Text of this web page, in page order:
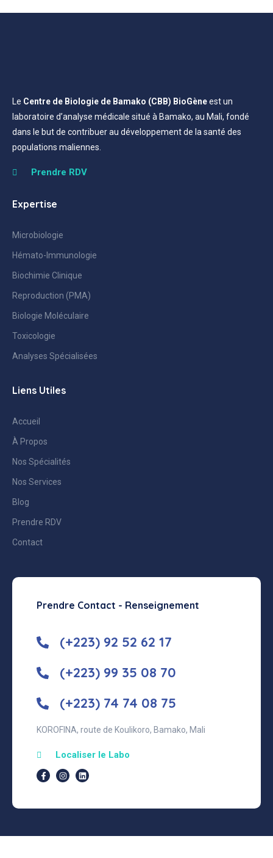
Le Centre de Biologie de Bamako (CBB) BioGèneest un
laboratoire d’analyse médicale situé à Bamako, au Mali, fondé
dans le but de contribuer au développement de la santé des
populations maliennes.
Prendre RDV
Expertise
Microbiologie
Hémato-Immunologie
Biochimie Clinique
Reproduction (PMA)
Biologie Moléculaire
Toxicologie
Analyses Spécialisées
Liens Utiles
Accueil
À Propos
Nos Spécialités
Nos Services
Blog
Prendre RDV
Contact
Prendre Contact - Renseignement
(+223) 92 52 62 17
(+223) 99 35 08 70
(+223) 74 74 08 75
KOROFINA, route de Koulikoro, Bamako, Mali
Localiser le Labo